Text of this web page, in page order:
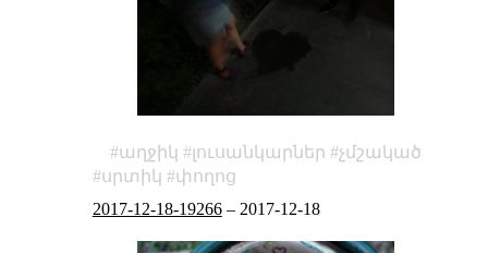
աղջիկ լուսանկարներ
չմշակած
սրտիկ
փողոց
2017-12-18-19266– 2017-12-18